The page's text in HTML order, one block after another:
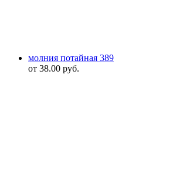
молния потайная 389
от 38.00 руб.